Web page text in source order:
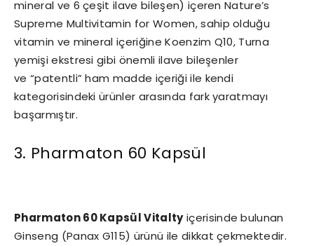
mineral ve 6 çeşit ilave bileşen) içeren Nature’s
Supreme Multivitamin for Women, sahip olduğu
vitamin ve mineral içeriğine Koenzim Q10, Turna
yemişi ekstresi gibi önemli ilave bileşenler
ve “patentli” ham madde içeriği ile kendi
kategorisindeki ürünler arasında fark yaratmayı
başarmıştır.
3. Pharmaton 60 Kapsül
Pharmaton 60 Kapsül Vitaltyiçerisinde bulunan
Ginseng (Panax G115) ürünü ile dikkat çekmektedir.